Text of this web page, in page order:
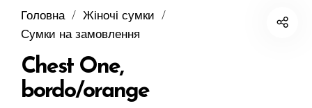
Головна / Жіночі сумки
/
Сумки на замовлення
Chest One,
bordo/orange